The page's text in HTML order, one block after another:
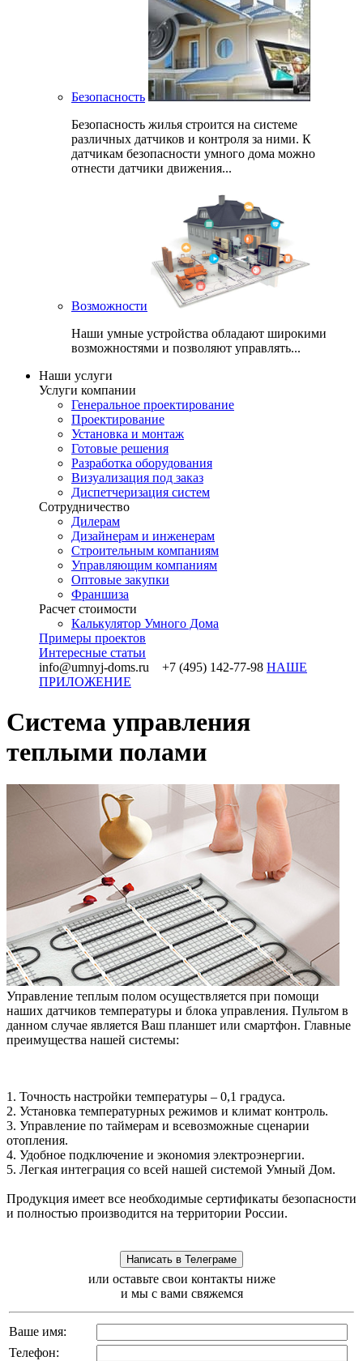
Безопасность
Безопасность жилья строится на системе
различных датчиков и контроля за ними. К
датчикам безопасности умного дома можно
отнести датчики движения...
Возможности
Наши умные устройства обладают широкими
возможностями и позволяют управлять...
Наши услуги
Услуги компании
Генеральное проектирование
Проектирование
Установка и монтаж
Готовые решения
Разработка оборудования
Визуализация под заказ
Диспетчеризация систем
Сотрудничество
Дилерам
Дизайнерам и инженерам
Строительным компаниям
Управляющим компаниям
Оптовые закупки
Франшиза
Раcчет стоимости
Калькулятор Умного Дома
Примеры проектов
Интересные статьи
info@umnyj-doms.ru +7 (495) 142-77-98 НАШЕ
ПРИЛОЖЕНИЕ
Система управления
теплыми полами
Управление теплым полом осуществляется при помощи
наших датчиков температуры и блока управления. Пультом в
данном случае является Ваш планшет или смартфон. Главные
преимущества нашей системы:
1. Точность настройки температуры – 0,1 градуса.
2. Установка температурных режимов и климат контроль.
3. Управление по таймерам и всевозможные сценарии
отопления.
4. Удобное подключение и экономия электроэнергии.
5. Легкая интеграция со всей нашей системой Умный Дом.
Продукция имеет все необходимые сертификаты безопасности
и полностью производится на территории России.
или оставьте свои контакты ниже
и мы с вами свяжемся
Ваше имя:
Телефон: